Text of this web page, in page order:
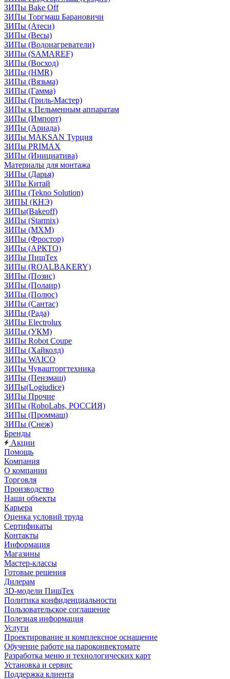
ЗИПы Bake Off
ЗИПы Торгмаш Барановичи
ЗИПы (Атеси)
ЗИПы (Весы)
ЗИПы (Водонагреватели)
ЗИПы (SAMAREF)
ЗИПы (Восход)
ЗИПы (HMR)
ЗИПы (Вязьма)
ЗИПы (Гамма)
ЗИПы (Гриль-Мастер)
ЗИПы к Пельменным аппаратам
ЗИПы (Импорт)
ЗИПы (Ариада)
ЗИПы MAKSAN Турция
ЗИПы PRIMAX
ЗИПы (Инициатива)
Материалы для монтажа
ЗИПы (Дарья)
ЗИПы Китай
ЗИПы (Tekno Solution)
ЗИПЫ (КНЭ)
ЗИПы(Bakeoff)
ЗИПы (Starmix)
ЗИПы (МХМ)
ЗИПы (Фростор)
ЗИПы (АРКТО)
ЗИПы ПищТех
ЗИПы (ROALBAKERY)
ЗИПы (Позис)
ЗИПы (Полаир)
ЗИПы (Полюс)
ЗИПы (Сантас)
ЗИПы (Рада)
ЗИПы Electrolux
ЗИПы (УКМ)
ЗИПы Robot Coupe
ЗИПы (Хайколд)
ЗИПы WAICO
ЗИПы Чувашторгтехника
ЗИПы (Пензмаш)
ЗИПы(Logiudice)
ЗИПы Прочие
ЗИПы (RoboLabs, РОССИЯ)
ЗИПы (Проммаш)
ЗИПы (Снеж)
Бренды
Акции
Помощь
Компания
О компании
Торговля
Производство
Наши объекты
Карьера
Оценка условий труда
Сертификаты
Контакты
Информация
Магазины
Мастер-классы
Готовые решения
Дилерам
3D-модели ПищТех
Политика конфиденциальности
Пользовательское соглашение
Полезная информация
Услуги
Проектирование и комплексное оснащение
Обучение работе на пароконвектомате
Разработка меню и технологических карт
Установка и сервис
Поддержка клиента